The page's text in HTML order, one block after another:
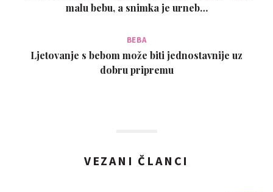
malu bebu, a snimka je urneb…
BEBA
Ljetovanje s bebom može biti jednostavnije uz
dobru pripremu
VEZANI ČLANCI